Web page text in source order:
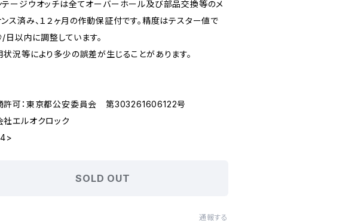
ージウオッチは全てオーバーホール及び部品交換等のメ
ス済み、１２ヶ月の作動保証付です。精度はテスター値で
以内に調整しています。
況等により多少の誤差が生じることがあります。
許可：東京都公安委員会 第303261606122号
社エルオクロック
SOLD OUT
通報する